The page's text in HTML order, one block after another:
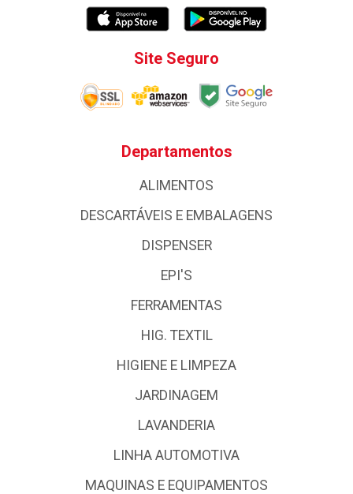
Site Seguro
Departamentos
ALIMENTOS
DESCARTÁVEIS E EMBALAGENS
DISPENSER
EPI'S
FERRAMENTAS
HIG. TEXTIL
HIGIENE E LIMPEZA
JARDINAGEM
LAVANDERIA
LINHA AUTOMOTIVA
MAQUINAS E EQUIPAMENTOS